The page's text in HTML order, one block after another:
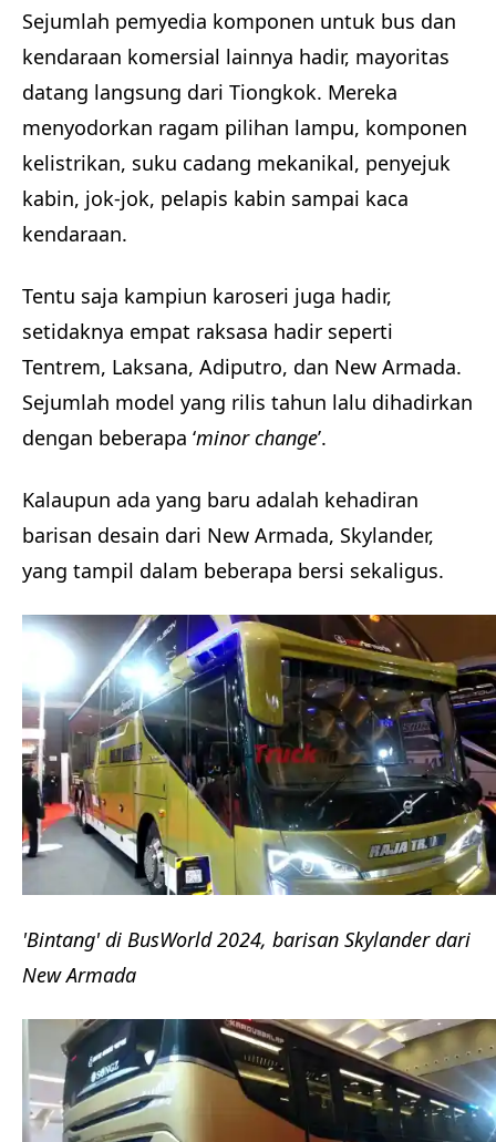
Sejumlah pemyedia komponen untuk bus dan
kendaraan komersial lainnya hadir, mayoritas
datang langsung dari Tiongkok. Mereka
menyodorkan ragam pilihan lampu, komponen
kelistrikan, suku cadang mekanikal, penyejuk
kabin, jok-jok, pelapis kabin sampai kaca
kendaraan.
Tentu saja kampiun karoseri juga hadir,
setidaknya empat raksasa hadir seperti
Tentrem, Laksana, Adiputro, dan New Armada.
Sejumlah model yang rilis tahun lalu dihadirkan
dengan beberapa ‘minor change’.
Kalaupun ada yang baru adalah kehadiran
barisan desain dari New Armada, Skylander,
yang tampil dalam beberapa bersi sekaligus.
'Bintang' di BusWorld 2024, barisan Skylander dari
New Armada